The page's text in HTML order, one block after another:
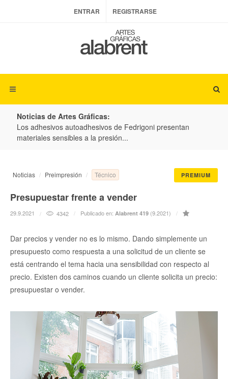
ENTRAR REGISTRARSE
Noticias de Artes Gráficas:
Los adhesivos autoadhesivos de Fedrigoni presentan
materiales sensibles a la presión...
PREMIUM
Noticias Preimpresión Técnico
Presupuestar frente a vender
29.9.2021 4342 Publicado en: Alabrent 419 (9.2021)
Dar precios y vender no es lo mismo. Dando simplemente un
presupuesto como respuesta a una solicitud de un cliente se
está centrando el tema hacia una sensibilidad con respecto al
precio. Existen dos caminos cuando un cliente solicita un precio:
presupuestar o vender.